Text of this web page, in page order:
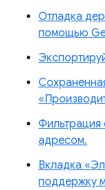
Отладка
помощью
Фильтрация
адресом.
Вкладка
поддержку